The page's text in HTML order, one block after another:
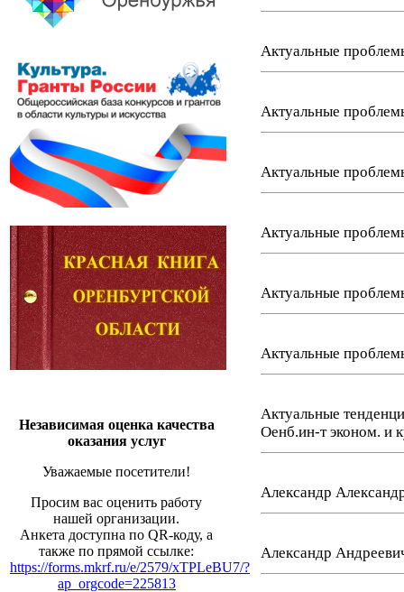
Независимая оценка качества
оказания услуг
Уважаемые посетители!
Просим вас оценить работу
нашей организации.
Анкета доступна по QR-коду, а
также по прямой ссылке:
https://forms.mkrf.ru/e/2579/xTPLeBU7/?
ap_orgcode=225813
Актуальные
Актуальные
Актуальные
Актуальные
Актуальные
Актуальные
Актуальные
Оенб.ин-т эконом. и
Александр
Александр